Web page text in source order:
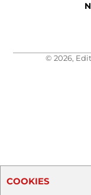
© 2026,
COOKIES